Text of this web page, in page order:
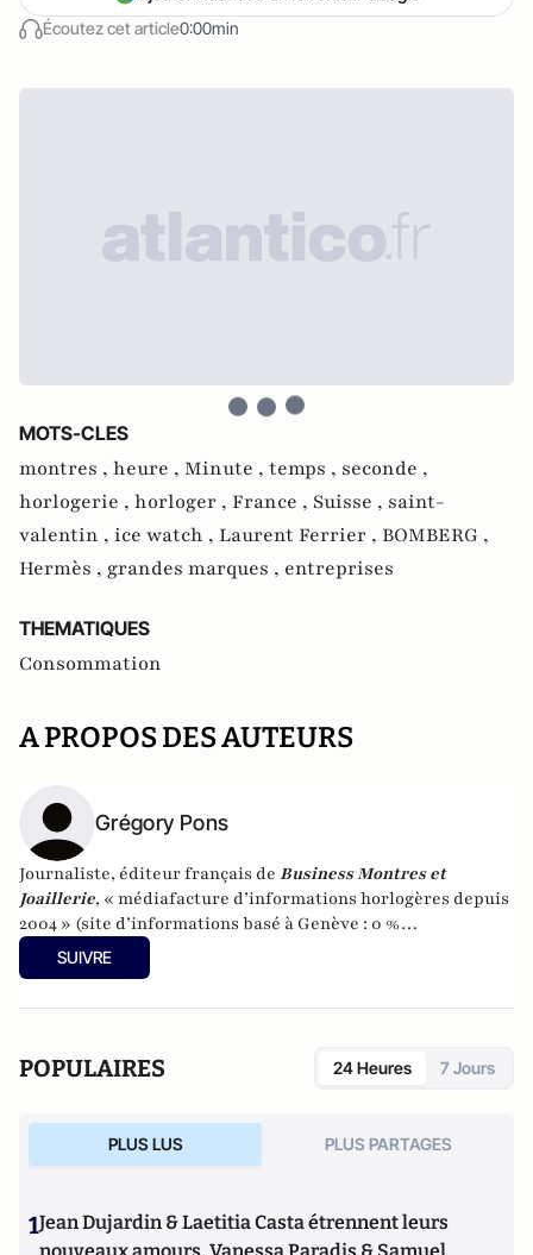
Écoutez cet article0:00min
MOTS-CLES
montres , heure , Minute , temps , seconde ,
horlogerie , horloger , France , Suisse , saint-
valentin , ice watch , Laurent Ferrier , BOMBERG ,
Hermès , grandes marques , entreprises
THEMATIQUES
Consommation
A PROPOS DES AUTEURS
Grégory Pons
Journaliste, éditeur français de Business Montres et
Joaillerie, « médiafacture d’informations horlogères depuis
2004 » (site d’informations basé à Genève : 0 %
publicité-100 % liberté), spécialiste du marketing horloger
et de l’analyse des marchés de la montre.
SUIVRE
POPULAIRES 24 Heures 7 Jours
PLUS LUS PLUS PARTAGES
1Jean Dujardin & Laetitia Casta étrennent leurs